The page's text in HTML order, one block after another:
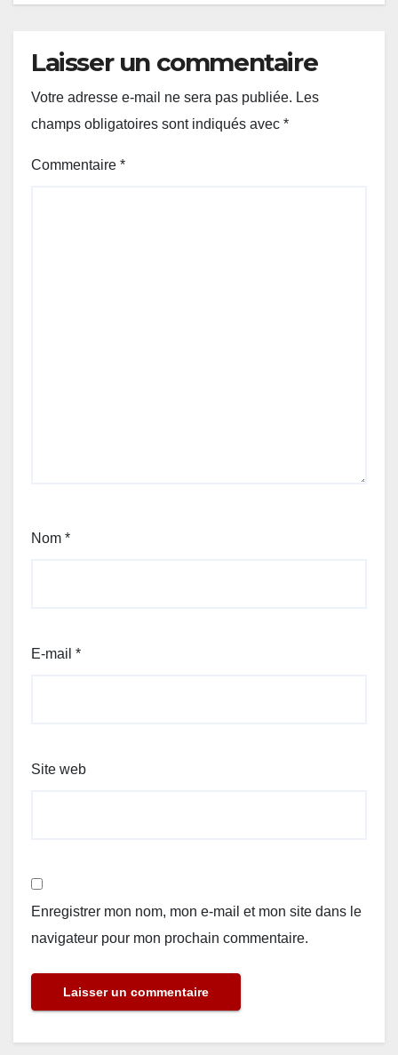
Laisser un commentaire
Votre adresse e-mail ne sera pas publiée. Les
champs obligatoires sont indiqués avec *
Commentaire *
Nom *
E-mail *
Site web
Enregistrer mon nom, mon e-mail et mon site dans le
navigateur pour mon prochain commentaire.